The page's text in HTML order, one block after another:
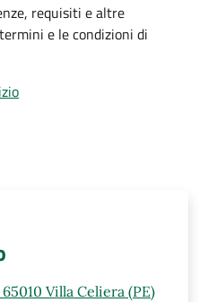
requisiti e altre
e le condizioni di
Villa Celiera (PE)